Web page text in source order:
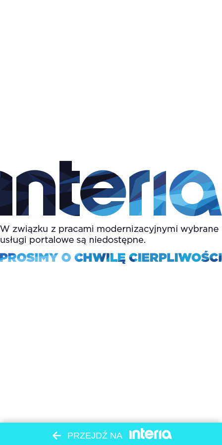
PRZEJDŹ NA